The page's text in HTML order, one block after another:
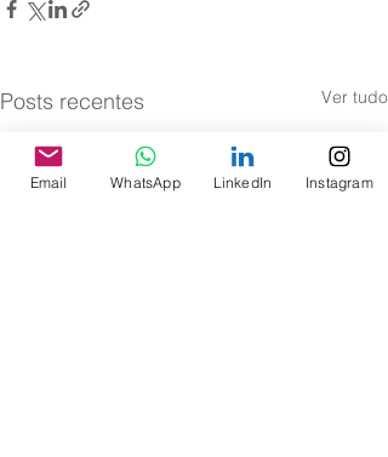
Posts recentes Ver tudo
Email WhatsApp LinkedIn Instagram